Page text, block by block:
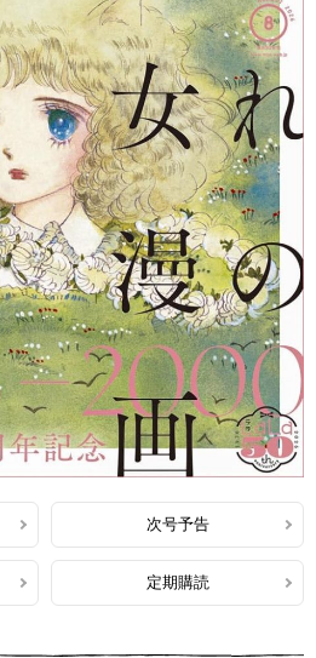
次号予告
定期購読